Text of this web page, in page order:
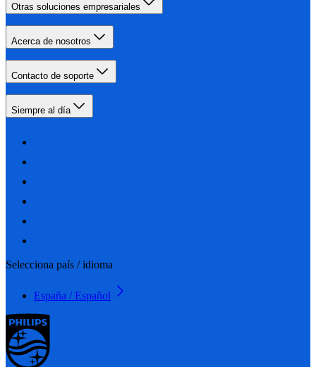
Otras soluciones empresariales
Acerca de nosotros
Contacto de soporte
Siempre al día
Selecciona país / idioma
España / Español